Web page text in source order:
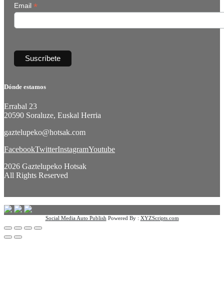
Email *
Dónde estamos
Errabal 23
20590 Soraluze, Euskal Herria
gaztelupeko@hotsak.com
FacebookTwitterInstagramYoutube
2026 Gaztelupeko Hotsak
All Rights Reserved
Social Media Auto Publish Powered By : XYZScripts.com